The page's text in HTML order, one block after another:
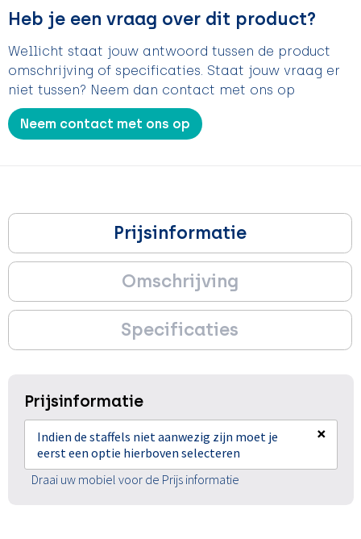
Heb je een vraag over dit product?
Wellicht staat jouw antwoord tussen de product
omschrijving of specificaties. Staat jouw vraag er
niet tussen? Neem dan contact met ons op
Neem contact met ons op
Prijsinformatie
Omschrijving
Specificaties
Prijsinformatie
Indien de staffels niet aanwezig zijn moet je
eerst een optie hierboven selecteren
×
Draai uw mobiel voor de Prijs informatie